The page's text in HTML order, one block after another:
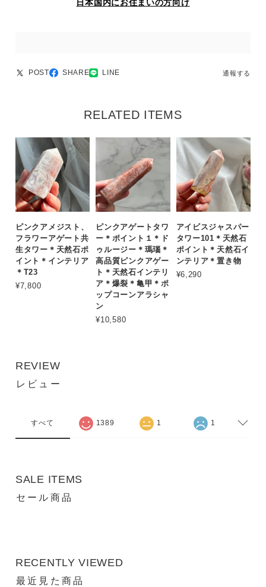
日本国内にお住まいの方向け
POST SHARE LINE 通報する
RELATED ITEMS
ピンクアメジスト、
フラワーアゲート共
生タワー＊天然石ポ
イント＊インテリア
＊T23
¥7,800
ピンクアゲートタワ
ー＊ポイント１＊ド
ゥルージー＊瑪瑙＊
高品質ピンクアゲー
ト＊天然石インテリ
ア＊爆裂＊亀甲＊ポ
ップコーンアラシャ
ン
¥10,580
アイビスジャスパー
タワー101＊天然石
ポイント＊天然石イ
ンテリア＊置き物
¥6,290
REVIEW
レビュー
すべて 1389 1 1
SALE ITEMS
セール商品
RECENTLY VIEWED
最近見た商品